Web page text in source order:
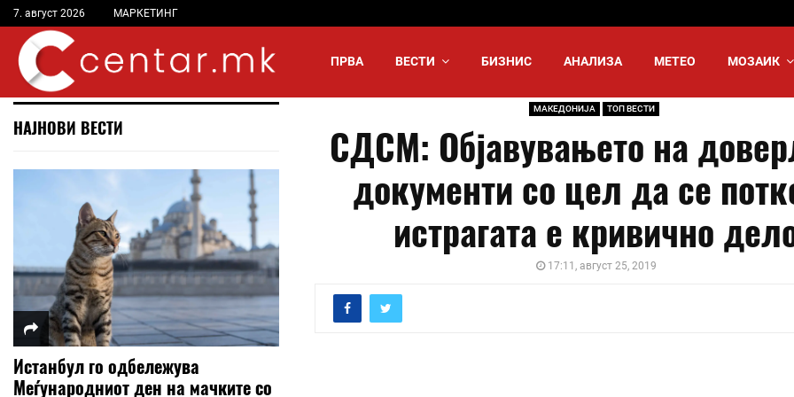
7. август 2026 МАРКЕТИНГ
ПРВА ВЕСТИ БИЗНИС АНАЛИЗА МЕТЕО МОЗАИК
МАКЕДОНИЈА ТОП ВЕСТИ
СДСМ: Објавувањето на
документи со цел да се
истрагата е кривично
17:11, август 25, 2019
НАЈНОВИ ВЕСТИ
Истанбул го одбележува
Меѓународниот ден на мачките со